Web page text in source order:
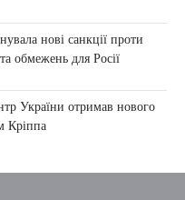
на Близькому Сході
міжнародні подорожі та
Після ударів…
можливість
у разі провалу
Anastasiya
17 Червня,
нові санкції проти
обмежень для Росії
України отримав нового
Кріппа